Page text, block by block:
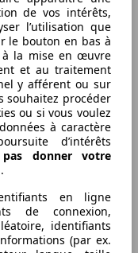
de vos intérêts,
l’utilisation que
le bouton en bas à
la mise en œuvre
et au traitement
y afférent ou sur
souhaitez procéder
ou si vous voulez
à caractère
d’intérêts
donner votre
.
en ligne
de connexion,
identifiants
(par ex.